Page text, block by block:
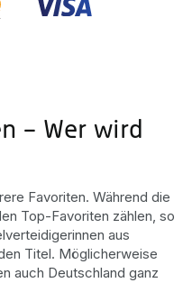
– Wer wird
Favoriten. Während die
Top-Favoriten zählen, so
aus
Titel. Möglicherweise
auch Deutschland ganz